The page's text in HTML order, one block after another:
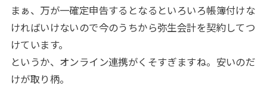
まぁ、万が一確定申告するとなるといろいろ帳簿付けな
ければいけないので今のうちから弥生会計を契約してつ
けています。
というか、オンライン連携がくそすぎますね。安いのだ
けが取り柄。